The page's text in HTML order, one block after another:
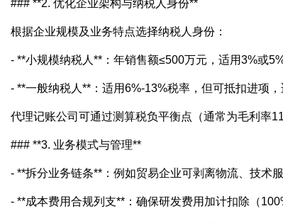
### **2. 优化企业架构与纳税人身份**
根据企业规模及业务特点选择纳税人身份：
- **小规模纳税人**：年销售额≤500万元，适用3%或
- **一般纳税人**：适用6%-13%税率，但可抵扣进项，
代理记账公司可通过测算税负平衡点（通常为毛利率
### **3. 业务模式与管理**
- **拆分业务链条**：例如贸易企业可剥离物流、技术
- **成本费用合规列支**：确保研发费用加计扣除（